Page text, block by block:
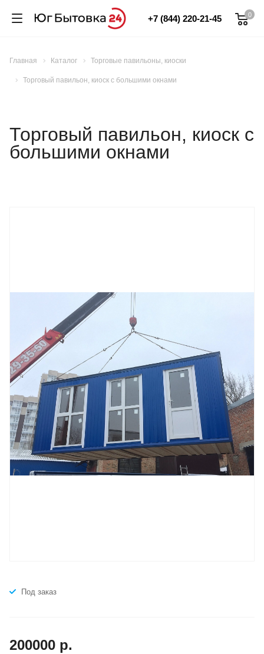
0
+7 (844) 220-21-45
Главная Каталог Торговые павильоны, киоски
Торговый павильон, киоск с большими окнами
Торговый павильон, киоск с
большими окнами
Под заказ
200000 р.